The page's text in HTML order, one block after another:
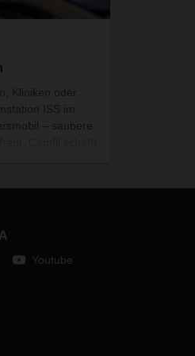
Kliniken oder
ISS im
– saubere
und
Youtube